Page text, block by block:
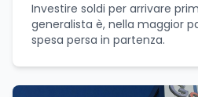
Investire soldi per arrivare
generalista è, nella maggior
spesa persa in partenza.